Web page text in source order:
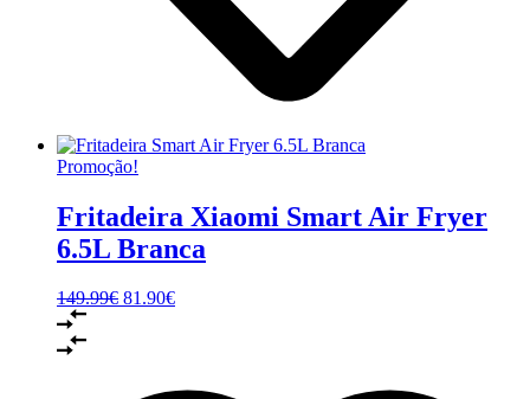
Promoção!
Fritadeira Xiaomi Smart Air Fryer
6.5L Branca
149.99€ 81.90€